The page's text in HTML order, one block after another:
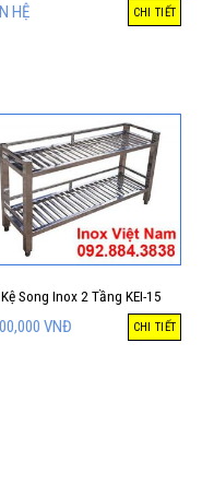
HỆ CHI TIẾT
Kệ Song Inox 2 Tầng KEI-15
VNĐ CHI TIẾT